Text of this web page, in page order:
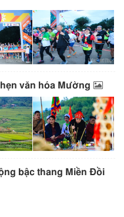
văn hóa Mường
bậc thang Miền Đồi